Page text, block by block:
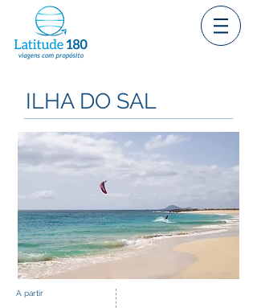
ILHA DO SAL
A partir